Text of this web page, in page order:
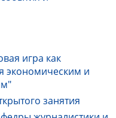
игра как
экономическим и
занятия